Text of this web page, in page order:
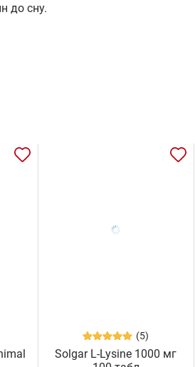
до сну.
(5)
Solgar L-Lysine 1000 мг